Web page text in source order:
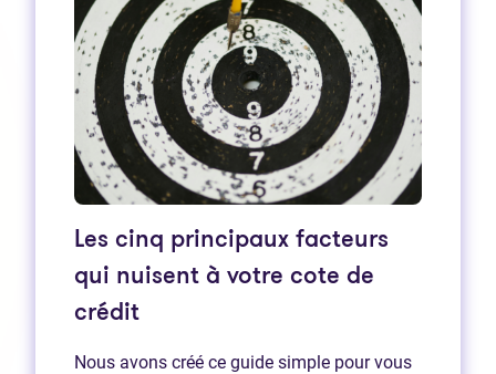
Les cinq principaux facteurs
qui nuisent à votre cote de
crédit
Nous avons créé ce guide simple pour vous